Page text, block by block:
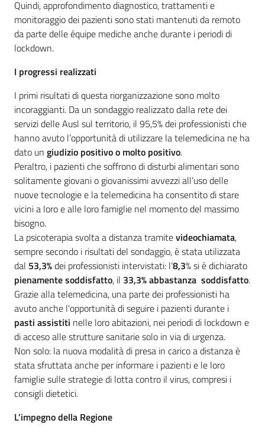
Quindi, approfondimento diagnostico, trattamenti e
monitoraggio dei pazienti sono stati mantenuti da remoto
da parte delle équipe mediche anche durante i periodi di
lockdown.
I progressi realizzati
I primi risultati di questa riorganizzazione sono molto
incoraggianti. Da un sondaggio realizzato dalla rete dei
servizi delle Ausl sul territorio, il 95,5% dei professionisti che
hanno avuto l’opportunità di utilizzare la telemedicina ne ha
dato un giudizio positivo o molto positivo.
Peraltro, i pazienti che soffrono di disturbi alimentari sono
solitamente giovani o giovanissimi avvezzi all’uso delle
nuove tecnologie e la telemedicina ha consentito di stare
vicini a loro e alle loro famiglie nel momento del massimo
bisogno.
La psicoterapia svolta a distanza tramitevideochiamata,
sempre secondo i risultati del sondaggio, è stata utilizzata
dal 53,3%dei professionisti intervistati: l’8,3% si è dichiarato
pienamente soddisfatto, il 33,3% abbastanza soddisfatto.
Grazie alla telemedicina, una parte dei professionisti ha
avuto anche l’opportunità di seguire i pazienti durante i
pasti assistiti nelle loro abitazioni, nei periodi di lockdown e
di acceso alle strutture sanitarie solo in via di urgenza.
Non solo: la nuova modalità di presa in carico a distanza è
stata sfruttata anche per informare i pazienti e le loro
famiglie sulle strategie di lotta contro il virus, compresi i
consigli dietetici.
L’impegno della Regione